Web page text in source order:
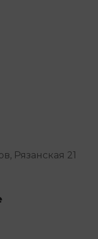
Рязанская 21